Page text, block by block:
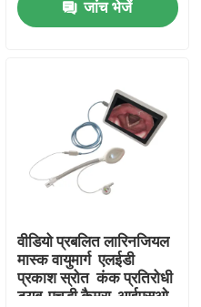
जांच भेजें
वीडियो प्रबलित लारिनजियल
मास्क वायुमार्ग ️ एलईडी
प्रकाश स्रोत ️ कंक प्रतिरोधी
ट्यूब-एचडी कैमरा-आईएसओ